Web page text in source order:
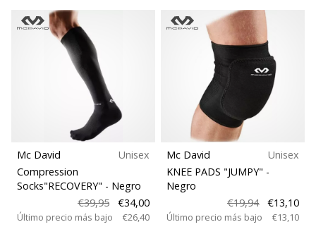
Mc David
Unisex
Compression
Socks"RECOVERY" - Negro
€39,95
€34,00
Último precio más bajo €26,40
Mc David
Unisex
KNEE PADS "JUMPY" -
Negro
€19,94
€13,10
Último precio más bajo €13,10